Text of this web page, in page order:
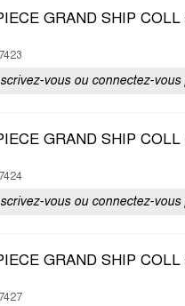
GRAND SHIP COLL
vous ou connectez-
GRAND SHIP COLL
vous ou connectez-
GRAND SHIP COLL